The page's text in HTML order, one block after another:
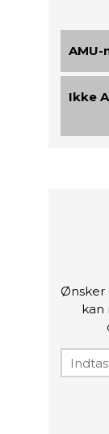
Ikke
Ønsker
kan